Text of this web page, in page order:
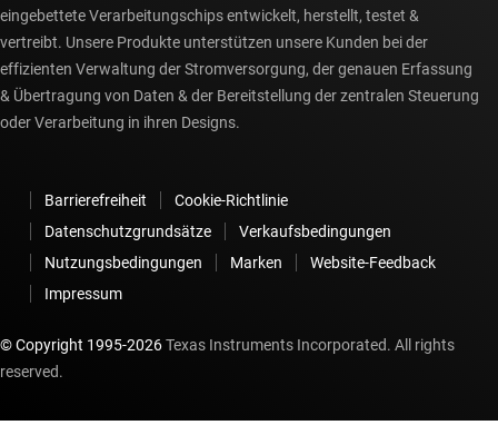
eingebettete Verarbeitungschips entwickelt, herstellt, testet &
vertreibt. Unsere Produkte unterstützen unsere Kunden bei der
effizienten Verwaltung der Stromversorgung, der genauen Erfassung
& Übertragung von Daten & der Bereitstellung der zentralen Steuerung
oder Verarbeitung in ihren Designs.
Barrierefreiheit
Cookie-Richtlinie
Datenschutzgrundsätze
Verkaufsbedingungen
Nutzungsbedingungen
Marken
Website-Feedback
Impressum
© Copyright 1995-2026Texas Instruments Incorporated. All rights
reserved.